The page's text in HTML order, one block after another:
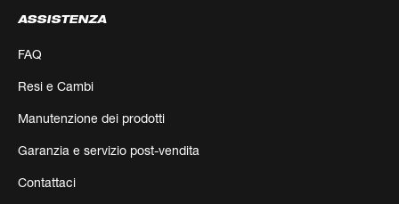
ASSISTENZA
FAQ
Resi e Cambi
Manutenzione dei prodotti
Garanzia e servizio post-vendita
Contattaci